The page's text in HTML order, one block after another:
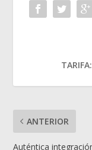
TARIFA:
ANTERIOR
Auténtica